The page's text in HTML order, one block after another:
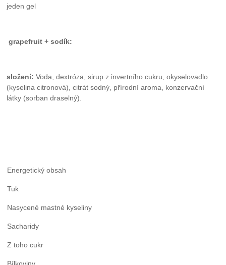
jeden gel
grapefruit + sodík:
složení:Voda, dextróza, sirup z invertního cukru, okyselovadlo
(kyselina citronová), citrát sodný, přírodní aroma, konzervační
látky (sorban draselný).
Energetický obsah
Tuk
Nasycené mastné kyseliny
Sacharidy
Z toho cukr
Bílkoviny